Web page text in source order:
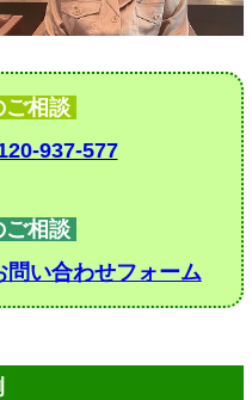
ご相談
937-577
ご相談
問い合わせフォーム